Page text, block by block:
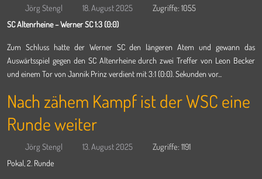
Jörg Stengl 18. August 2025 Zugriffe: 1055
SC Altenrheine – Werner SC 1:3 (0:0)
Zum Schluss hatte der Werner SC den längeren Atem und gewann das
Auswärtsspiel gegen den SC Altenrheine durch zwei Treffer von Leon Becker
und einem Tor von Jannik Prinz verdient mit 3:1 (0:0). Sekunden vor...
Nach zähem Kampf ist der WSC eine
Runde weiter
Jörg Stengl 13. August 2025 Zugriffe: 1191
Pokal, 2. Runde